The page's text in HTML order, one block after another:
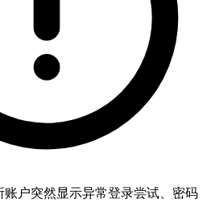
账户突然显示异常登录尝试、密码